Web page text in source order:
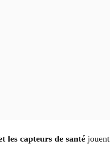
les capteurs de santé jouent